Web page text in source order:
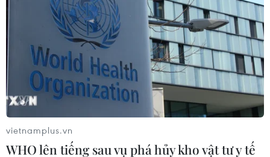
Với kinh nghiệm nhiều năm hoạt động trong
lĩnh vực bản quyền và hiện đang phụ trách
chống vi phạm bản quyền Truyền hình K+, luật
sư Phạm Thanh Thủy cho rằng các hình thức vi
phạm bản quyền ngày càng tinh vi, phức tạp.
vietnamplus.vn
WHO lên tiếng sau vụ phá hủy kho vật tư y tế